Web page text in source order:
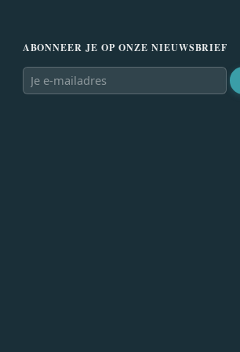
ABONNEER JE OP ONZE NIEUWSBRIEF